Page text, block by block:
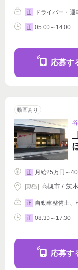
正 ドライバー・運
正 05:00～14:00
応募す
動画あり
正 月給25万円～40
|勤務 高槻市 / 茨
正 自動車整備士、
正 08:30～17:30
応募す